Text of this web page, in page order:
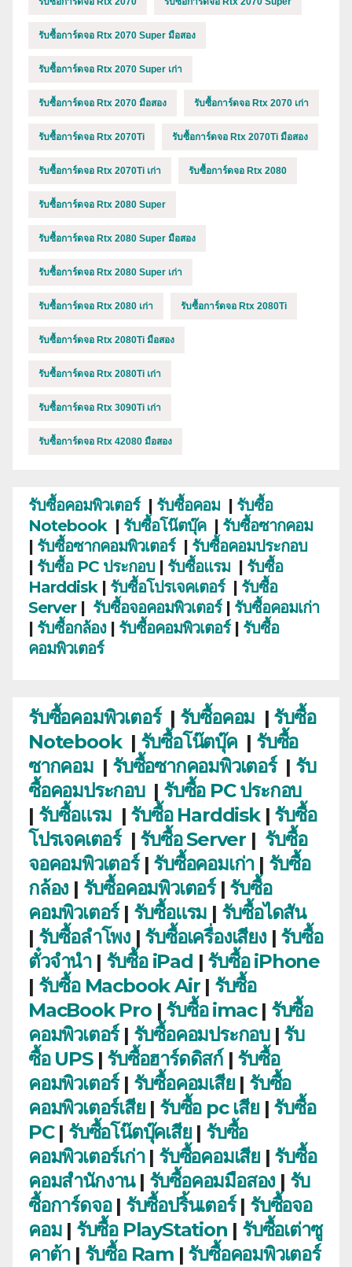
รับซื้อการ์ดจอ Rtx 2070 Super มือสอง
รับซื้อการ์ดจอ Rtx 2070 Super เก่า
รับซื้อการ์ดจอ Rtx 2070 มือสอง รับซื้อการ์ดจอ Rtx 2070 เก่า
รับซื้อการ์ดจอ Rtx 2070Ti รับซื้อการ์ดจอ Rtx 2070Ti มือสอง
รับซื้อการ์ดจอ Rtx 2070Ti เก่า รับซื้อการ์ดจอ Rtx 2080
รับซื้อการ์ดจอ Rtx 2080 Super
รับซื้อการ์ดจอ Rtx 2080 Super มือสอง
รับซื้อการ์ดจอ Rtx 2080 Super เก่า
รับซื้อการ์ดจอ Rtx 2080 เก่า รับซื้อการ์ดจอ Rtx 2080Ti
รับซื้อการ์ดจอ Rtx 2080Ti มือสอง
รับซื้อการ์ดจอ Rtx 2080Ti เก่า
รับซื้อการ์ดจอ Rtx 3090Ti เก่า
รับซื้อการ์ดจอ Rtx 42080 มือสอง
รับซื้อคอมพิวเตอร์| รับซื้อคอม | รับซื้อ
Notebook| รับซื้อโน๊ตบุ๊ค | รับซื้อซากคอม
| รับซื้อซากคอมพิวเตอร์| รับซื้อคอมประกอบ
| รับซื้อ PC ประกอบ | รับซื้อแรม | รับซื้อ
Harddisk | รับซื้อโปรเจคเตอร์| รับซื้อ
Server | รับซื้อจอคอมพิวเตอร์ | รับซื้อคอมเก่า
| รับซื้อกล้อง| รับซื้อคอมพิวเตอร์| รับซื้อ
คอมพิวเตอร์
รับซื้อคอมพิวเตอร์| รับซื้อคอม | รับซื้อ
Notebook| รับซื้อโน๊ตบุ๊ค | รับซื้อ
ซากคอม| รับซื้อซากคอมพิวเตอร์| รับ
ซื้อคอมประกอบ| รับซื้อ PC ประกอบ
| รับซื้อแรม | รับซื้อ Harddisk | รับซื้อ
โปรเจคเตอร์| รับซื้อ Server | รับซื้อ
จอคอมพิวเตอร์ | รับซื้อคอมเก่า | รับซื้อ
กล้อง | รับซื้อคอมพิวเตอร์| รับซื้อ
คอมพิวเตอร์| รับซื้อแรม | รับซื้อไดสัน
| รับซื้อลำโพง | รับซื้อเครื่องเสียง| รับซื้อ
ตั๋วจำนำ| รับซื้อ iPad | รับซื้อ iPhone
| รับซื้อ Macbook Air| รับซื้อ
MacBook Pro| รับซื้อ imac| รับซื้อ
คอมพิวเตอร์| รับซื้อคอมประกอบ| รับ
ซื้อ UPS| รับซื้อฮาร์ดดิสก์ | รับซื้อ
คอมพิวเตอร์| รับซื้อคอมเสีย| รับซื้อ
คอมพิวเตอร์เสีย| รับซื้อ pc เสีย| รับซื้อ
PC| รับซื้อโน๊ตบุ๊คเสีย| รับซื้อ
คอมพิวเตอร์เก่า | รับซื้อคอมเสีย | รับซื้อ
คอมสำนักงาน | รับซื้อคอมมือสอง | รับ
ซื้อการ์ดจอ| รับซื้อปริ้นเตอร์| รับซื้อจอ
คอม| รับซื้อ PlayStation | รับซื้อเต่าซู
คาต้า| รับซื้อ Ram | รับซื้อคอมพิวเตอร์